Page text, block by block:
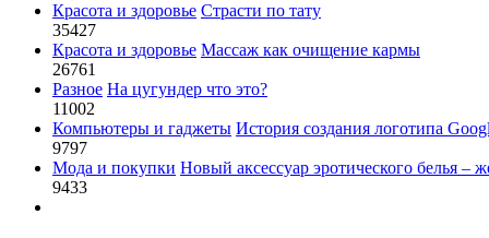
Красота и здоровье Страсти по тату
35427
Красота и здоровье Массаж как очищение кармы
26761
Разное На цугундер что это?
11002
Компьютеры и гаджеты История создания логотипа
9797
Мода и покупки Новый аксессуар эротического белья –
9433